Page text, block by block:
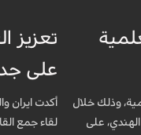
وذلك خلال
الهندي، على
تعزيز
على
أكدت ايران
لقاء جمع